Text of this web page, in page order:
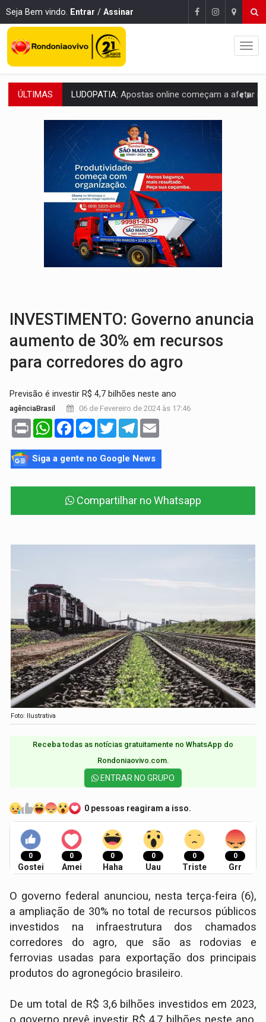
Seja Bem vindo. Entrar / Assinar
ÚLTIMAS REFLORESTAMENTO: Plantar árvores não será mais suficiente para
OVNIS NA LUA:Cientistas alertam para possível base secreta no satélite
ACABOU COM PEUGEOT: Incêndio destrói carro que era rebocado para oficina
VÍDEO:Ladrão é filmado furtando moto na frente do bar
BOLSAS DE PESQUISA:Iniciativa Amazônia+10 lança chamada para fortalecer
MATERIAL:Brasil tem grandes reservas de urânio, mas produz pouco e
VÍDEO:Serpente capturada na fábrica da Coca-Cola é
HOMENAGEM:Cientistas cassados pelo AI-5 se tornam pesquisadores
INVESTIMENTO: Governo anuncia
aumento de 30% em recursos
para corredores do agro
Previsão é investir R$ 4,7 bilhões neste ano
agênciaBrasil 06 de Fevereiro de 2024 às 17:46
Print WhatsAppFacebookMessenger
TwitterTelegram
Siga a gente no Google News
Compartilhar no Whatsapp
Foto: Ilustrativa
Receba todas as notícias gratuitamente no WhatsApp do
Rondoniaovivo.com.​
ENTRAR NO GRUPO
0 pessoas reagiram a isso.
0
Gostei
0
Amei
0
Haha
0
Uau
0
Triste
0
Grr
O governo federal anunciou, nesta terça-feira (6),
a ampliação de 30% no total de recursos públicos
investidos na infraestrutura dos chamados
corredores do agro, que são as rodovias e
ferrovias usadas para exportação dos principais
produtos do agronegócio brasileiro.
De um total de R$ 3,6 bilhões investidos em 2023,